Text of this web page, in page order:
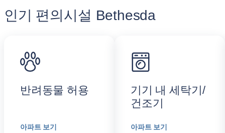
인기 편의시설 Bethesda
반려동물 허용
아파트 보기
기기 내 세탁기/
건조기
아파트 보기